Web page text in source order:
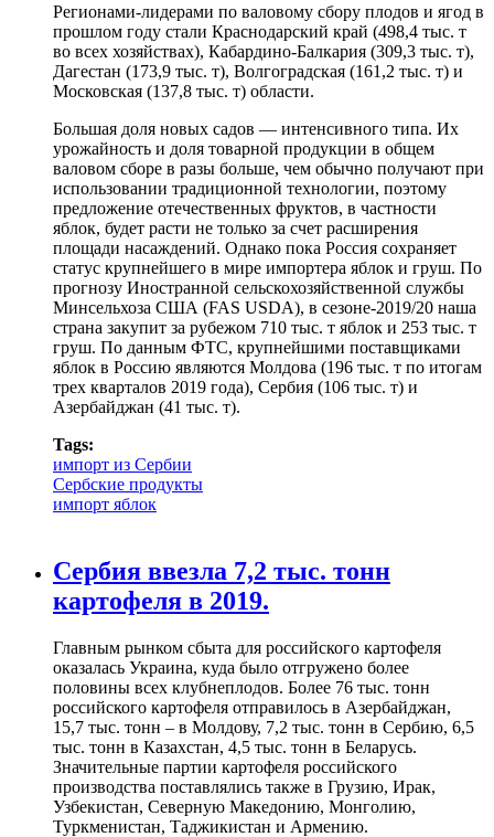
Регионами-лидерами по валовому сбору плодов и ягод в
прошлом году стали Краснодарский край (498,4 тыс. т
во всех хозяйствах), Кабардино-Балкария (309,3 тыс. т),
Дагестан (173,9 тыс. т), Волгоградская (161,2 тыс. т) и
Московская (137,8 тыс. т) области.
Большая доля новых садов — интенсивного типа. Их
урожайность и доля товарной продукции в общем
валовом сборе в разы больше, чем обычно получают при
использовании традиционной технологии, поэтому
предложение отечественных фруктов, в частности
яблок, будет расти не только за счет расширения
площади насаждений. Однако пока Россия сохраняет
статус крупнейшего в мире импортера яблок и груш. По
прогнозу Иностранной сельскохозяйственной службы
Минсельхоза США (FAS USDA), в сезоне-2019/20 наша
страна закупит за рубежом 710 тыс. т яблок и 253 тыс. т
груш. По данным ФТС, крупнейшими поставщиками
яблок в Россию являются Молдова (196 тыс. т по итогам
трех кварталов 2019 года), Сербия (106 тыс. т) и
Азербайджан (41 тыс. т).
Tags:
импорт из Сербии
Сербские продукты
импорт яблок
Сербия ввезла 7,2 тыс. тонн
картофеля в 2019.
Главным рынком сбыта для российского картофеля
оказалась Украина, куда было отгружено более
половины всех клубнеплодов. Более 76 тыс. тонн
российского картофеля отправилось в Азербайджан,
15,7 тыс. тонн – в Молдову, 7,2 тыс. тонн в Сербию, 6,5
тыс. тонн в Казахстан, 4,5 тыс. тонн в Беларусь.
Значительные партии картофеля российского
производства поставлялись также в Грузию, Ирак,
Узбекистан, Северную Македонию, Монголию,
Туркменистан, Таджикистан и Армению.